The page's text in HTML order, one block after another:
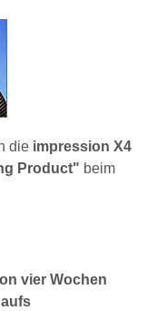
die impression X4
Product" beim
vier Wochen